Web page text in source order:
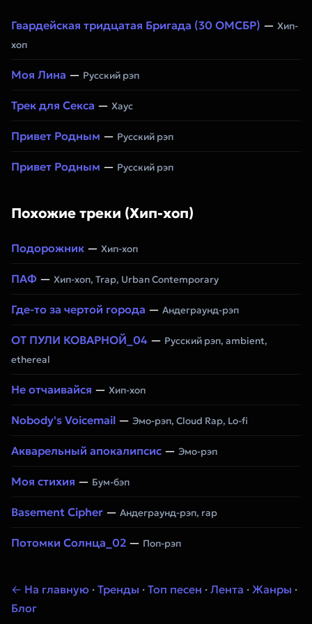
Гвардейская тридцатая Бригада (30 ОМСБР) — Хип-
хоп
Моя Лина — Русский рэп
Трек для Секса — Хаус
Привет Родным — Русский рэп
Привет Родным — Русский рэп
Похожие треки (Хип-хоп)
Подорожник — Хип-хоп
ПАФ — Хип-хоп, Trap, Urban Contemporary
Где-то за чертой города — Андеграунд-рэп
ОТ ПУЛИ КОВАРНОЙ_04 — Русский рэп, ambient,
ethereal
Не отчаивайся — Хип-хоп
Nobody's Voicemail — Эмо-рэп, Cloud Rap, Lo-fi
Акварельный апокалипсис — Эмо-рэп
Моя стихия — Бум-бэп
Basement Cipher — Андеграунд-рэп, rap
Потомки Солнца_02 — Поп-рэп
← На главную · Тренды · Топ песен · Лента · Жанры ·
Блог